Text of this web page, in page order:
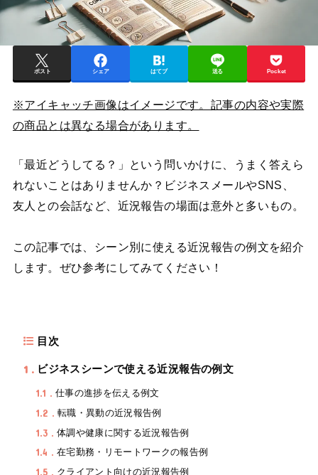
ポスト シェア はてブ 送る Pocket
※アイキャッチ画像はイメージです。記事の内容や実際
の商品とは異なる場合があります。
「最近どうしてる？」という問いかけに、うまく答えら
れないことはありませんか？ビジネスメールやSNS、
友人との会話など、近況報告の場面は意外と多いもの。
この記事では、シーン別に使える近況報告の例文を紹介
します。ぜひ参考にしてみてください！
目次
1 ビジネスシーンで使える近況報告の例文
1.1 仕事の進捗を伝える例文
1.2 転職・異動の近況報告例
1.3 体調や健康に関する近況報告例
1.4 在宅勤務・リモートワークの報告例
1.5 クライアント向けの近況報告例